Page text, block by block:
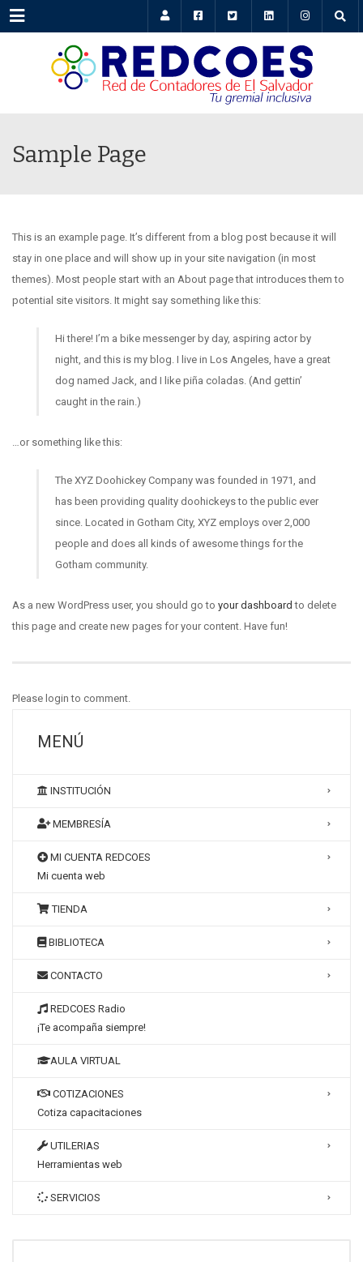
Menu
Sample Page
This is an example page. It’s different from a blog post because it will
stay in one place and will show up in your site navigation (in most
themes). Most people start with an About page that introduces them to
potential site visitors. It might say something like this:
Hi there! I’m a bike messenger by day, aspiring actor by
night, and this is my blog. I live in Los Angeles, have a great
dog named Jack, and I like piña coladas. (And gettin’
caught in the rain.)
…or something like this:
The XYZ Doohickey Company was founded in 1971, and
has been providing quality doohickeys to the public ever
since. Located in Gotham City, XYZ employs over 2,000
people and does all kinds of awesome things for the
Gotham community.
As a new WordPress user, you should go to your dashboard to delete
this page and create new pages for your content. Have fun!
Please login to comment.
MENÚ
INSTITUCIÓN
MEMBRESÍA
MI CUENTA REDCOES
Mi cuenta web
TIENDA
BIBLIOTECA
CONTACTO
REDCOES Radio
¡Te acompaña siempre!
AULA VIRTUAL
COTIZACIONES
Cotiza capacitaciones
UTILERIAS
Herramientas web
SERVICIOS